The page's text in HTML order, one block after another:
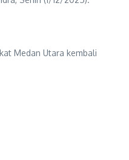
Medan Utara kembali